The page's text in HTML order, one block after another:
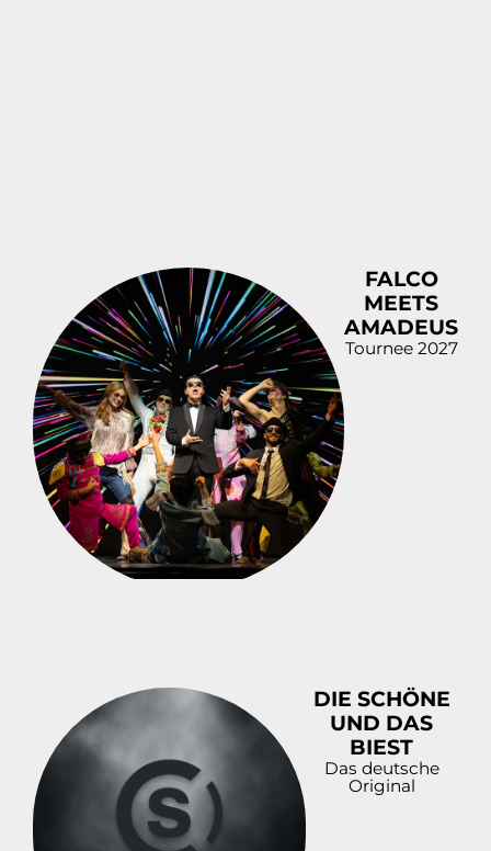
FALCO
MEETS
AMADEUS
Tournee 2027
DIE SCHÖNE
UND DAS
BIEST
Das deutsche
Original